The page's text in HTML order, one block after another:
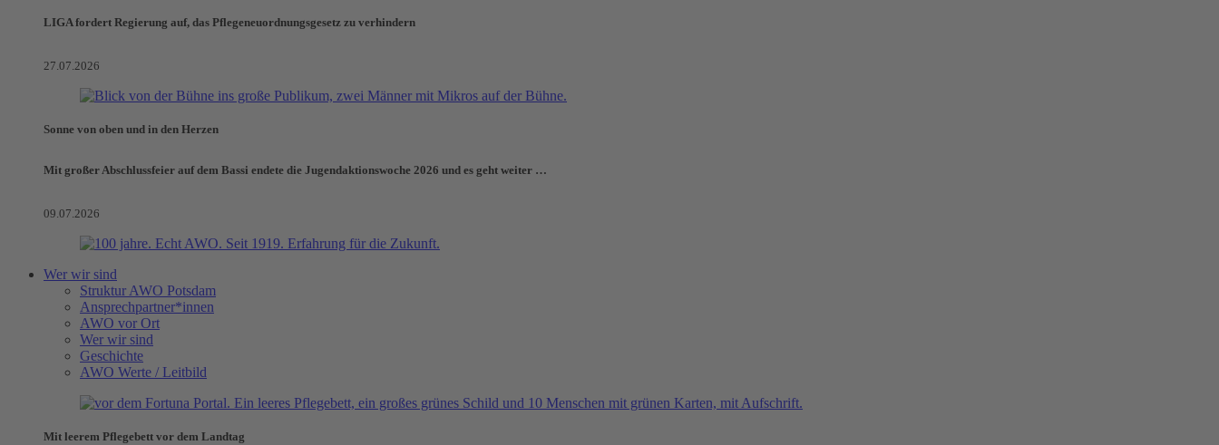
LIGA fordert Regierung auf, das Pflegeneuordnungsgesetz zu verhindern
27.07.2026
Sonne von oben und in den Herzen
Mit großer Abschlussfeier auf dem Bassi endete die Jugendaktionswoche 2026 und es geht weiter …
09.07.2026
Wer wir sind
Struktur AWO Potsdam
Ansprechpartner*innen
AWO vor Ort
Wer wir sind
Geschichte
AWO Werte / Leitbild
Mit leerem Pflegebett vor dem Landtag